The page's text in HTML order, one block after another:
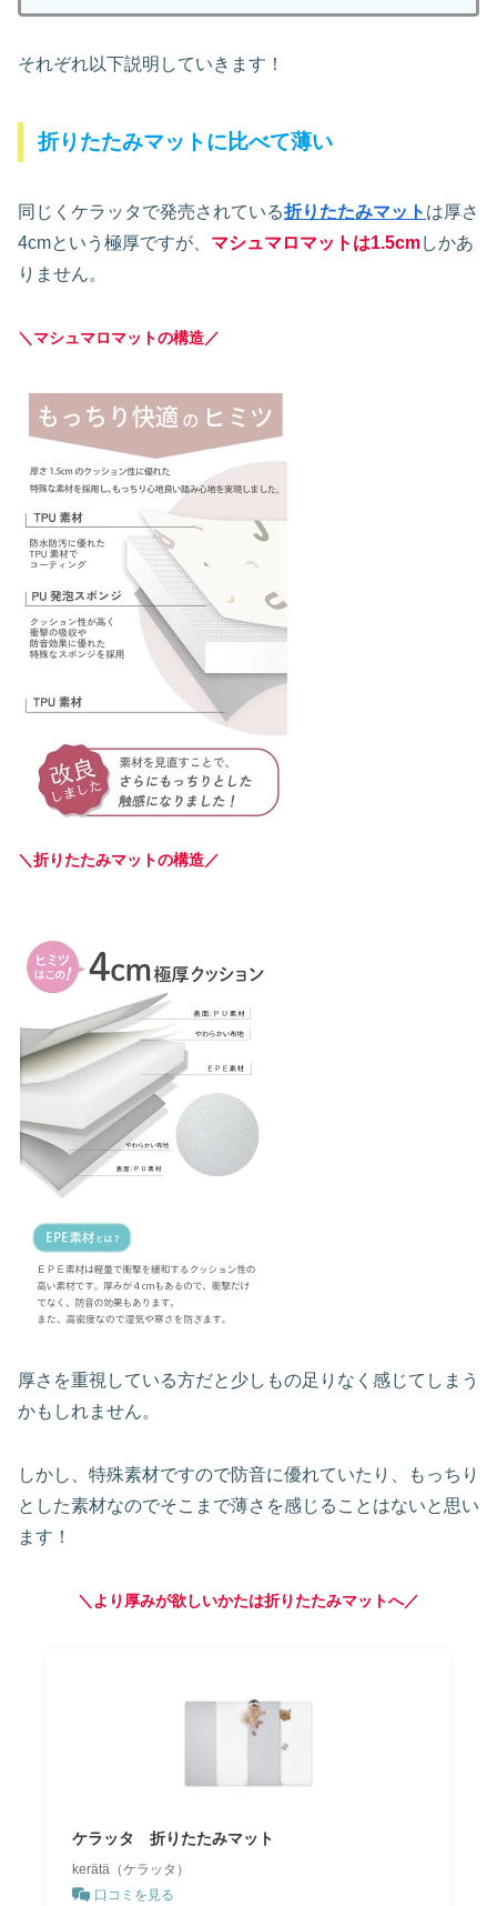
それぞれ以下説明していきます！
折りたたみマットに比べて薄い
同じくケラッタで発売されている折りたたみマット は厚さ
4cmという極厚ですが、 マシュマロマットは1.5cmしかあ
りません。
＼マシュマロマットの構造／
＼折りたたみマットの構造／
厚さを重視している方だと少しもの足りなく感じてしまう
かもしれません。
しかし、特殊素材ですので防音に優れていたり、もっちり
とした素材なのでそこまで薄さを感じることはないと思い
ます！
＼より厚みが欲しいかたは折りたたみマットへ／
ケラッタ 折りたたみマット
kerätä（ケラッタ）
口コミを見る